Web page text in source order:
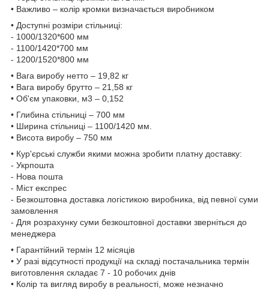
• Важливо – колір кромки визначається виробником
• Доступні розміри стільниці:
- 1000/1320*600 мм
- 1100/1420*700 мм
- 1200/1520*800 мм
• Вага виробу нетто – 19,82 кг
• Вага виробу брутто – 21,58 кг
• Об'єм упаковки, м3 – 0,152
• Глибина стільниці – 700 мм
• Ширина стільниці – 1100/1420 мм.
• Висота виробу – 750 мм
• Кур'єрські служби якими можна зробити платну доставку:
- Укрпошта
- Нова пошта
- Міст експрес
- Безкоштовна доставка логістикою виробника, від певної суми
замовлення
- Для розрахунку суми безкоштовної доставки зверніться до
менеджера
• Гарантійний термін 12 місяців
• У разі відсутності продукції на складі постачальника термін
виготовлення складає 7 - 10 робочих днів
• Колір та вигляд виробу в реальності, може незначно